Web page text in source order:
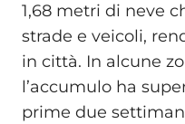
1,68 metri di neve
strade e veicoli,
in città. In alcune
l’accumulo ha
prime due